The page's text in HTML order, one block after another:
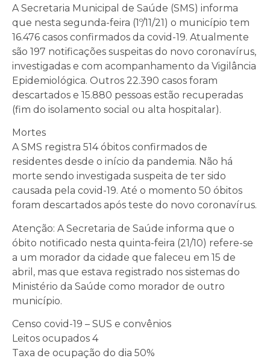
A Secretaria Municipal de Saúde (SMS) informa
que nesta segunda-feira (1º/11/21) o município tem
16.476 casos confirmados da covid-19. Atualmente
são 197 notificações suspeitas do novo coronavírus,
investigadas e com acompanhamento da Vigilância
Epidemiológica. Outros 22.390 casos foram
descartados e 15.880 pessoas estão recuperadas
(fim do isolamento social ou alta hospitalar).
Mortes
A SMS registra 514 óbitos confirmados de
residentes desde o início da pandemia. Não há
morte sendo investigada suspeita de ter sido
causada pela covid-19. Até o momento 50 óbitos
foram descartados após teste do novo coronavírus.
Atenção: A Secretaria de Saúde informa que o
óbito notificado nesta quinta-feira (21/10) refere-se
a um morador da cidade que faleceu em 15 de
abril, mas que estava registrado nos sistemas do
Ministério da Saúde como morador de outro
município.
Censo covid-19 – SUS e convênios
Leitos ocupados 4
Taxa de ocupação do dia 50%